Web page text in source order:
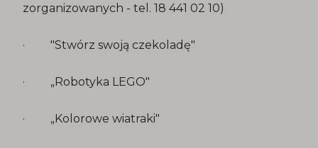
zorganizowanych - tel. 18 441 02 10)
· "Stwórz swoją czekoladę"
· „Robotyka LEGO"
· „Kolorowe wiatraki"